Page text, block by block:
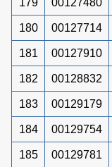
180 00127714
181 00127910
182 00128832
183 00129179
184 00129754
185 00129781